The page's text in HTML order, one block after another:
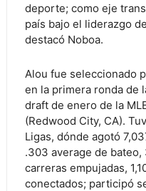
deporte; como eje
país bajo el liderazgo
destacó Noboa.
Alou fue seleccionado
en la primera ronda de
draft de enero de la
(Redwood City, CA).
Ligas, dónde agotó
.303 average de bateo,
carreras empujadas,
conectados; participó